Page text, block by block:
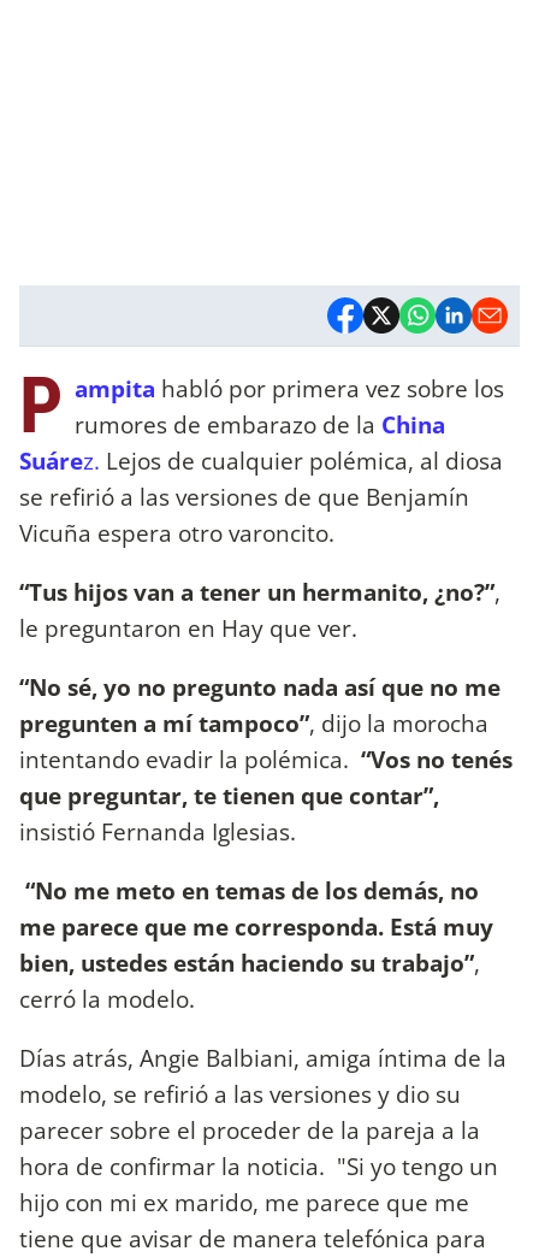
P ampita habló por primera vez sobre los
rumores de embarazo de la China
Suárez. Lejos de cualquier polémica, al diosa
se refirió a las versiones de que Benjamín
Vicuña espera otro varoncito.
“Tus hijos van a tener un hermanito, ¿no?”,
le preguntaron en Hay que ver.
“No sé, yo no pregunto nada así que no me
pregunten a mí tampoco”, dijo la morocha
intentando evadir la polémica. “Vos no tenés
que preguntar, te tienen que contar”,
insistió Fernanda Iglesias.
“No me meto en temas de los demás, no
me parece que me corresponda. Está muy
bien, ustedes están haciendo su trabajo”,
cerró la modelo.
Días atrás, Angie Balbiani, amiga íntima de la
modelo, se refirió a las versiones y dio su
parecer sobre el proceder de la pareja a la
hora de confirmar la noticia. "Si yo tengo un
hijo con mi ex marido, me parece que me
tiene que avisar de manera telefónica para